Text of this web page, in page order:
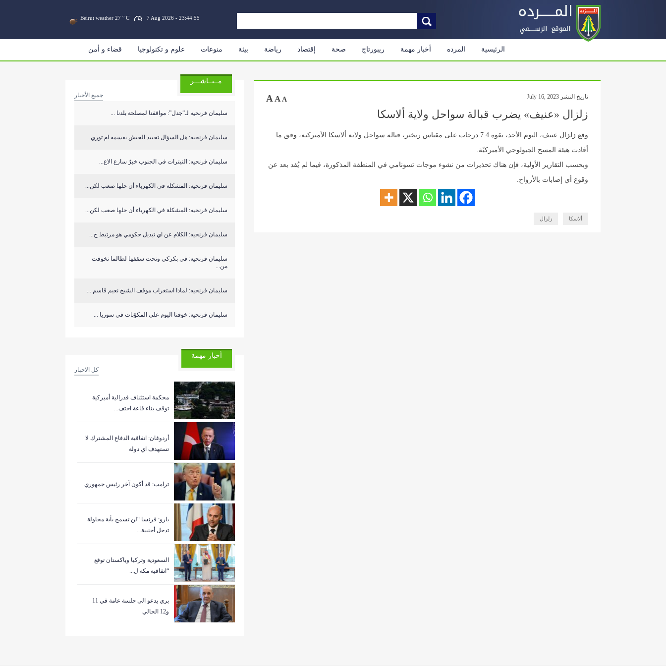
Beirut weather 27 ° C 7 Aug 2026 - 23:44:55
الرئيسية المرده أخبار مهمة ريبورتاج صحة إقتصاد رياضة بيئة منوعات علوم و تكنولوجيا قضاء و أمن
تاريخ النشر July 16, 2023 A A A
زلزال «عنيف» يضرب قبالة سواحل ولاية ألاسكا
وقع زلزال عنيف، اليوم الأحد، بقوة 7.4 درجات على مقياس ريختر، قبالة سواحل ولاية ألاسكا الأميركية، وفق ما
أفادت هيئة المسح الجيولوجي الأميركيّة.
وبحسب التقارير الأولية، فإن هناك تحذيرات من نشوء موجات تسونامي في المنطقة المذكورة، فيما لم يُفد بعد عن
وقوع أي إصابات بالأرواح.
ألاسكا زلزال
مــبــاشـــر
جميع الأخبار
سليمان فرنجيه لـ”جدل”: مواقفنا لمصلحة بلدنا ...
سليمان فرنجيه: هل السؤال تحييد الجيش يقسمه ام توري...
سليمان فرنجيه: النيترات في الجنوب خبرٌ سارع الاع...
سليمان فرنجيه: المشكلة في الكهرباء أن حلها صعب لكن...
سليمان فرنجيه: المشكلة في الكهرباء أن حلها صعب لكن...
سليمان فرنجيه: الكلام عن اي تبديل حكومي هو مرتبط ح...
سليمان فرنجيه: في بكركي وتحت سقفها لطالما تخوفت
من...
سليمان فرنجيه: لماذا استغراب موقف الشيخ نعيم قاسم ...
سليمان فرنجيه: خوفنا اليوم على المكوّنات في سوريا ...
أخبار مهمة
كل الاخبار
‏محكمة استئناف فدرالية أميركية
توقف بناء قاعة احتف...
أردوغان: اتفاقية الدفاع المشترك لا
تستهدف اي دولة
ترامب: قد أكون آخر رئيس جمهوري
بارو: فرنسا “لن تسمح بأية محاولة
تدخل أجنبية...
السعودية وتركيا وباكستان توقع
“اتفاقية مكة ل...
بري يدعو الى جلسة عامة في 11
و12 الحالي